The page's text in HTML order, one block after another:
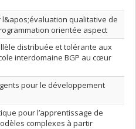
qualitative de
orientée aspect
distribuée et tolérante aux
interdomaine BGP au cœur
pour le développement
pour l’apprentissage de
complexes à partir